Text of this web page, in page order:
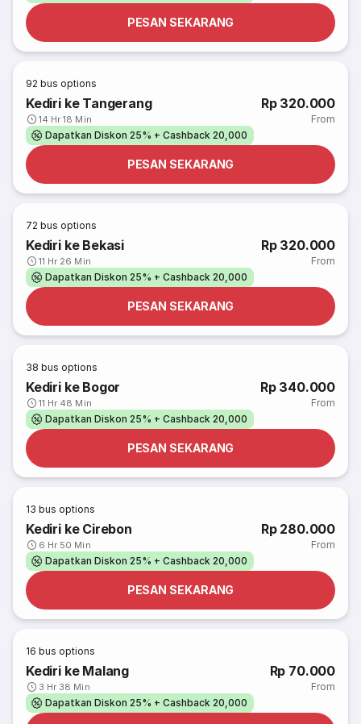
PESAN SEKARANG
92 bus options
Kediri ke Tangerang
14 Hr 18 Min
Rp 320.000
From
Dapatkan Diskon 25% + Cashback 20,000
PESAN SEKARANG
72 bus options
Kediri ke Bekasi
11 Hr 26 Min
Rp 320.000
From
Dapatkan Diskon 25% + Cashback 20,000
PESAN SEKARANG
38 bus options
Kediri ke Bogor
11 Hr 48 Min
Rp 340.000
From
Dapatkan Diskon 25% + Cashback 20,000
PESAN SEKARANG
13 bus options
Kediri ke Cirebon
6 Hr 50 Min
Rp 280.000
From
Dapatkan Diskon 25% + Cashback 20,000
PESAN SEKARANG
16 bus options
Kediri ke Malang
3 Hr 38 Min
Rp 70.000
From
Dapatkan Diskon 25% + Cashback 20,000